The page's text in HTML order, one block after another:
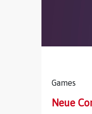
Games
Neue